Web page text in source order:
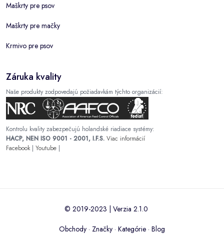
Maškrty pre psov
Maškrty pre mačky
Krmivo pre psov
Záruka kvality
Naše produkty zodpovedajú požiadavkám týchto organizácií:
Kontrolu kvality zabezpečujú holandské riadiace systémy:
HACP, NEN ISO 9001 - 2001, I.F.S. Viac informácií
Facebook| Youtube |
© 2019-2023 | Verzia 2.1.0
Obchody · Značky · Kategórie · Blog